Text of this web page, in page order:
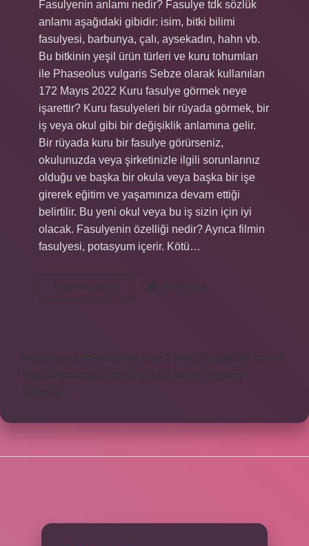
Fasulyenin anlamı nedir? Fasulye tdk sözlük
anlamı aşağıdaki gibidir: isim, bitki bilimi
fasulyesi, barbunya, çalı, aysekadın, hahn vb.
Bu bitkinin yeşil ürün türleri ve kuru tohumları
ile Phaseolus vulgaris Sebze olarak kullanılan
172 Mayıs 2022 Kuru fasulye görmek neye
işarettir? Kuru fasulyeleri bir rüyada görmek, bir
iş veya okul gibi bir değişiklik anlamına gelir.
Bir rüyada kuru bir fasulye görürseniz,
okulunuzda veya şirketinizle ilgili sorunlarınız
olduğu ve başka bir okula veya başka bir işe
girerek eğitim ve yaşamınıza devam ettiği
belirtilir. Bu yeni okul veya bu iş sizin için iyi
olacak. Fasulyenin özelliği nedir? Ayrıca filmin
fasulyesi, potasyum içerir. Kötü…
Devamını okuyun
Neyi
Yorum Bırak
https://www.doktorforum.com.tr
https://hardshell.com.tr
https://modarazzi.com.tr knight online
nttgame
Sitemap